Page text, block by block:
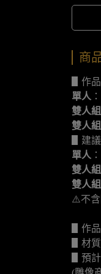
商
▋作
單人
雙人組
雙人
▋建
單人
雙人組
雙人
⚠️不含
▋作
▋材
▋預